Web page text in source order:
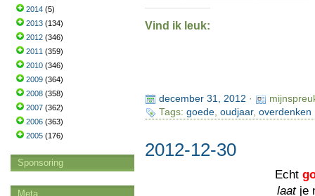
Vind ik leuk:
december 31, 2012 ·
Tags: goede, oudjaar, overdenken
2012-12-30
Echt
laatje
2014 (5)
2013 (134)
2012 (346)
2011 (359)
2010 (346)
2009 (364)
2008 (358)
2007 (362)
2006 (363)
2005 (176)
Sponsoring
Meta